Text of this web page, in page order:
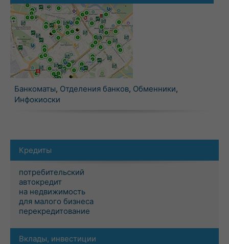
Банкоматы, Отделения банков, Обменники,
Инфокиоски
Кредиты
потребительский
автокредит
на недвижимость
для малого бизнеса
перекредитование
Вклады, инвестиции